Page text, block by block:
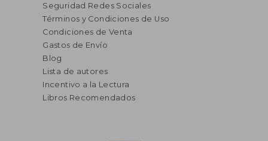
Seguridad Redes Sociales
Términos y Condiciones de Uso
Condiciones de Venta
Gastos de Envío
Blog
Lista de autores
Incentivo a la Lectura
Libros Recomendados